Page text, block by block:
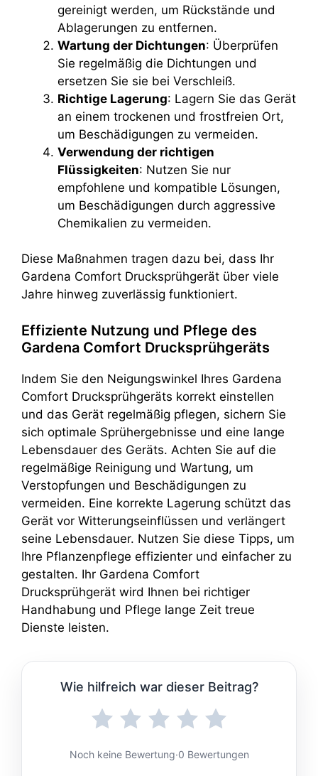
gereinigt werden, um Rückstände und
Ablagerungen zu entfernen.
Wartung der Dichtungen: Überprüfen
Sie regelmäßig die Dichtungen und
ersetzen Sie sie bei Verschleiß.
Richtige Lagerung: Lagern Sie das Gerät
an einem trockenen und frostfreien Ort,
um Beschädigungen zu vermeiden.
Verwendung der richtigen
Flüssigkeiten: Nutzen Sie nur
empfohlene und kompatible Lösungen,
um Beschädigungen durch aggressive
Chemikalien zu vermeiden.
Diese Maßnahmen tragen dazu bei, dass Ihr
Gardena Comfort Drucksprühgerät über viele
Jahre hinweg zuverlässig funktioniert.
Effiziente Nutzung und Pflege des
Gardena Comfort Drucksprühgeräts
Indem Sie den Neigungswinkel Ihres Gardena
Comfort Drucksprühgeräts korrekt einstellen
und das Gerät regelmäßig pflegen, sichern Sie
sich optimale Sprühergebnisse und eine lange
Lebensdauer des Geräts. Achten Sie auf die
regelmäßige Reinigung und Wartung, um
Verstopfungen und Beschädigungen zu
vermeiden. Eine korrekte Lagerung schützt das
Gerät vor Witterungseinflüssen und verlängert
seine Lebensdauer. Nutzen Sie diese Tipps, um
Ihre Pflanzenpflege effizienter und einfacher zu
gestalten. Ihr Gardena Comfort
Drucksprühgerät wird Ihnen bei richtiger
Handhabung und Pflege lange Zeit treue
Dienste leisten.
Wie hilfreich war dieser Beitrag?
Noch keine Bewertung·0 Bewertungen